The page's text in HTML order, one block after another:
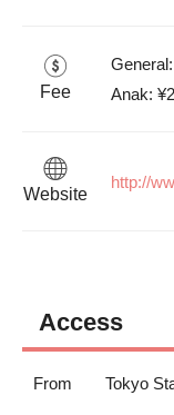
Fee
Anak:
Website
http://
Access
From Tokyo